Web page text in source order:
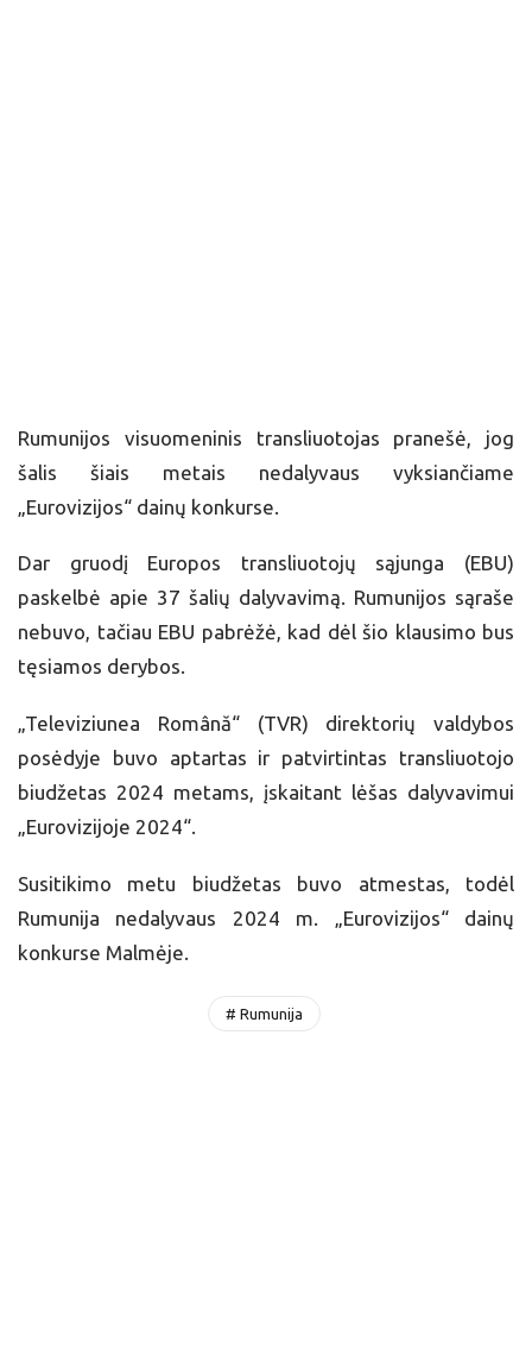
Rumunijos visuomeninis transliuotojas pranešė, jog
šalis šiais metais nedalyvaus vyksiančiame
„Eurovizijos“ dainų konkurse.
Dar gruodį Europos transliuotojų sąjunga (EBU)
paskelbė apie 37 šalių dalyvavimą. Rumunijos sąraše
nebuvo, tačiau EBU pabrėžė, kad dėl šio klausimo bus
tęsiamos derybos.
„Televiziunea Română“ (TVR) direktorių valdybos
posėdyje buvo aptartas ir patvirtintas transliuotojo
biudžetas 2024 metams, įskaitant lėšas dalyvavimui
„Eurovizijoje 2024“.
Susitikimo metu biudžetas buvo atmestas, todėl
Rumunija nedalyvaus 2024 m. „Eurovizijos“ dainų
konkurse Malmėje.
# Rumunija